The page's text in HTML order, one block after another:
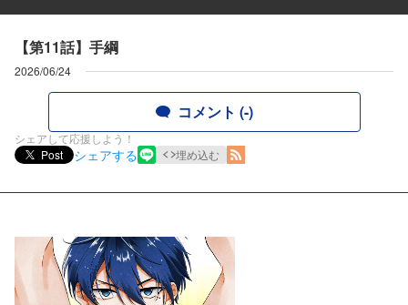
【第11話】手綱
2026/06/24
コメント (-)
シェアして応援しよう！
Post
シェアする 埋め込む